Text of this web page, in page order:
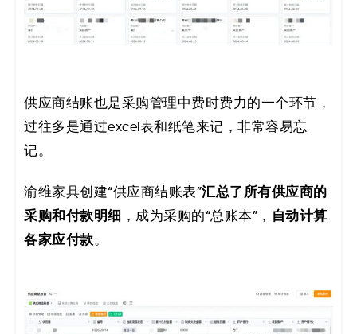
供应商结账也是采购管理中费时费力的一个环节，
过往多是通过excel表和纸笔来记，非常容易忘
记。
渝维家具创建“供应商结账表”汇总了所有供应商的
采购和付款明细 ，成为采购的“总账本”， 自动计算
各家应付款。